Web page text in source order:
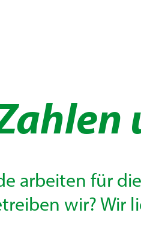
arbeiten für
wir? Wir